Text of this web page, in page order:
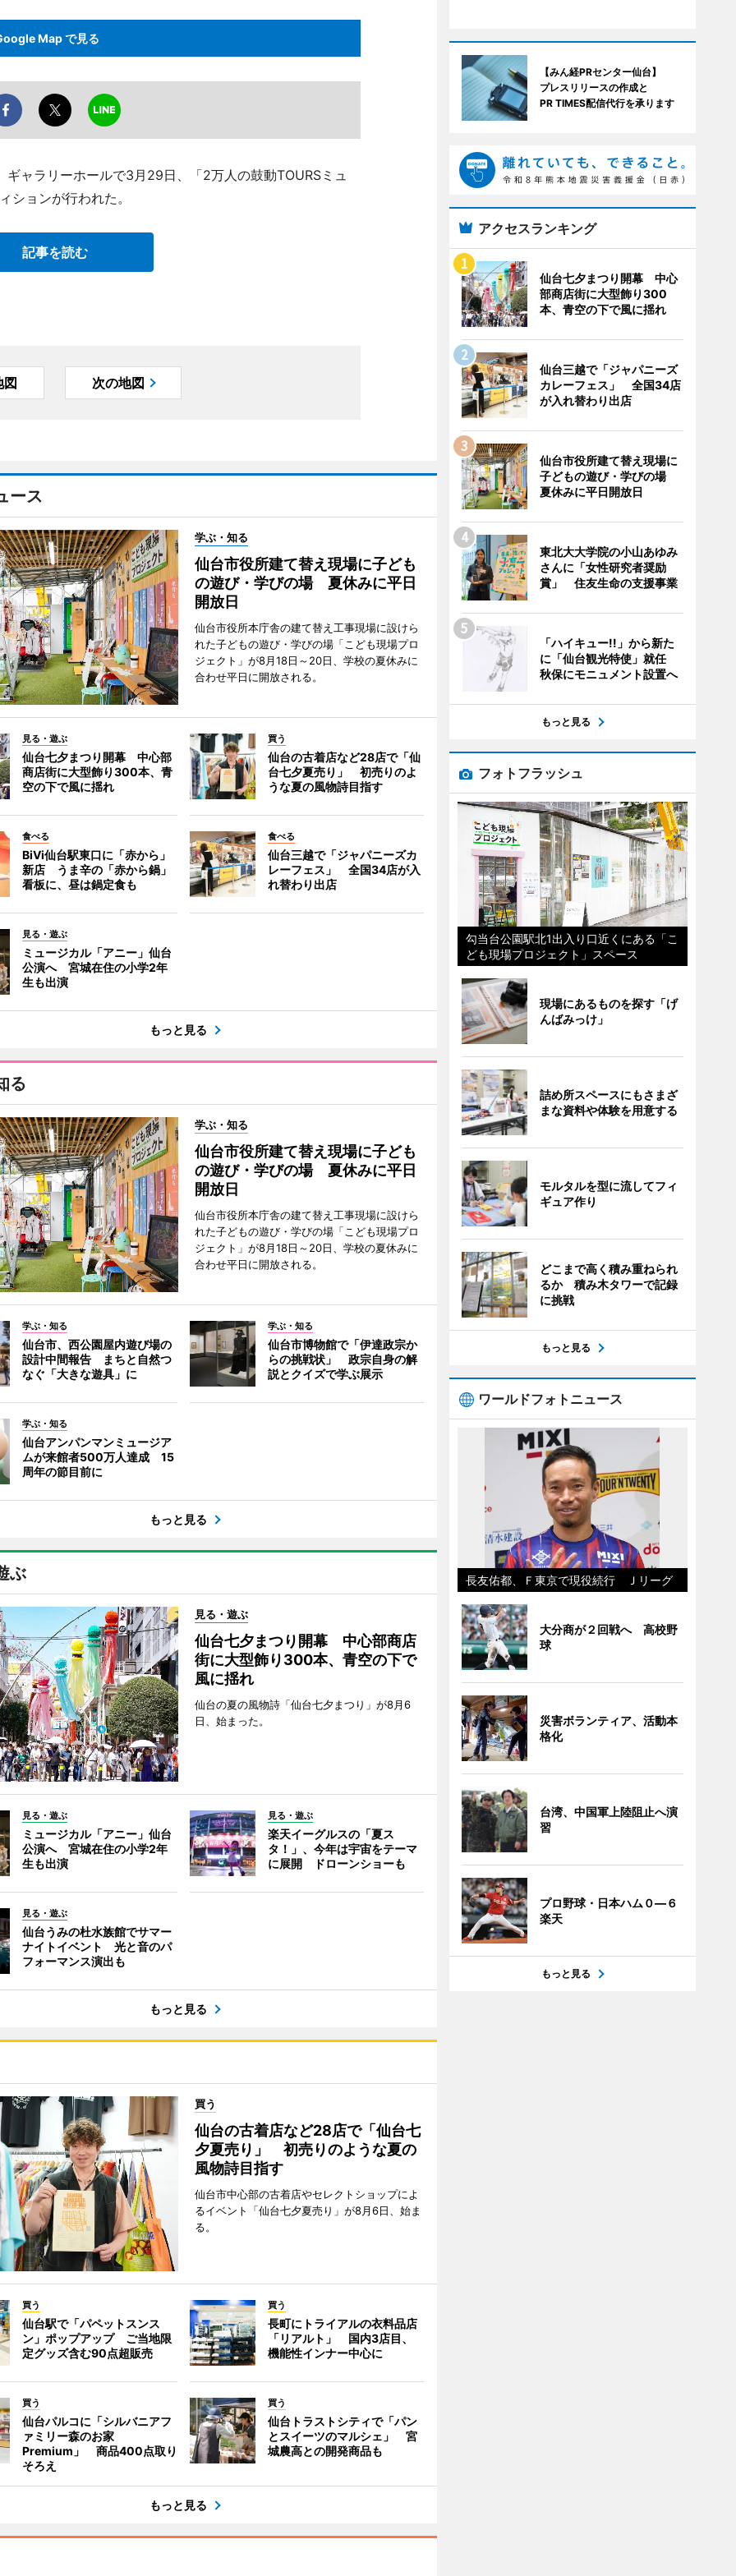
Map で見る
ャラリーホールで3月29日、「2万人の鼓動TOURSミュ
ションが行われた。
記事を読む
図 次の地図
ース
学ぶ・知る
仙台市役所建て替え現場に子ども
の遊び・学びの場 夏休みに平日
開放日
仙台市役所本庁舎の建て替え工事現場に設けら
れた子どもの遊び・学びの場「こども現場プロ
ジェクト」が8月18日～20日、学校の夏休みに
合わせ平日に開放される。
見る・遊ぶ
仙台七夕まつり開幕 中心部
商店街に大型飾り300本、青
空の下で風に揺れ
買う
仙台の古着店など28店で「仙
台七夕夏売り」 初売りのよ
うな夏の風物詩目指す
食べる
BiVi仙台駅東口に「赤から」
新店 うま辛の「赤から鍋」
看板に、昼は鍋定食も
食べる
仙台三越で「ジャパニーズカ
レーフェス」 全国34店が入
れ替わり出店
見る・遊ぶ
ミュージカル「アニー」仙台
公演へ 宮城在住の小学2年
生も出演
もっと見る
る
学ぶ・知る
仙台市役所建て替え現場に子ども
の遊び・学びの場 夏休みに平日
開放日
仙台市役所本庁舎の建て替え工事現場に設けら
れた子どもの遊び・学びの場「こども現場プロ
ジェクト」が8月18日～20日、学校の夏休みに
合わせ平日に開放される。
学ぶ・知る
仙台市、西公園屋内遊び場の
設計中間報告 まちと自然つ
なぐ「大きな遊具」に
学ぶ・知る
仙台市博物館で「伊達政宗か
らの挑戦状」 政宗自身の解
説とクイズで学ぶ展示
学ぶ・知る
仙台アンパンマンミュージア
ムが来館者500万人達成 15
周年の節目前に
もっと見る
ぶ
見る・遊ぶ
仙台七夕まつり開幕 中心部商店
街に大型飾り300本、青空の下で
風に揺れ
仙台の夏の風物詩「仙台七夕まつり」が8月6
日、始まった。
見る・遊ぶ
ミュージカル「アニー」仙台
公演へ 宮城在住の小学2年
生も出演
見る・遊ぶ
楽天イーグルスの「夏ス
タ！」、今年は宇宙をテーマ
に展開 ドローンショーも
見る・遊ぶ
仙台うみの杜水族館でサマー
ナイトイベント 光と音のパ
フォーマンス演出も
もっと見る
買う
仙台の古着店など28店で「仙台七
夕夏売り」 初売りのような夏の
風物詩目指す
仙台市中心部の古着店やセレクトショップによ
るイベント「仙台七夕夏売り」が8月6日、始ま
る。
買う
仙台駅で「パペットスンス
ン」ポップアップ ご当地限
定グッズ含む90点超販売
買う
長町にトライアルの衣料品店
「リアルト」 国内3店目、
機能性インナー中心に
買う
仙台パルコに「シルバニアフ
ァミリー森のお家
Premium」 商品400点取り
そろえ
買う
仙台トラストシティで「パン
とスイーツのマルシェ」 宮
城農高との開発商品も
もっと見る
【みん経PRセンター仙台】
プレスリリースの作成と
PR TIMES配信代行を承ります
アクセスランキング
仙台七夕まつり開幕 中心
部商店街に大型飾り300
本、青空の下で風に揺れ
仙台三越で「ジャパニーズ
カレーフェス」 全国34店
が入れ替わり出店
仙台市役所建て替え現場に
子どもの遊び・学びの場
夏休みに平日開放日
東北大大学院の小山あゆみ
さんに「女性研究者奨励
賞」 住友生命の支援事業
「ハイキュー!!」から新た
に「仙台観光特使」就任
秋保にモニュメント設置へ
もっと見る
フォトフラッシュ
勾当台公園駅北1出入り口近くにある「こ
ども現場プロジェクト」スペース
現場にあるものを探す「げ
んばみっけ」
詰め所スペースにもさまざ
まな資料や体験を用意する
モルタルを型に流してフィ
ギュア作り
どこまで高く積み重ねられ
るか 積み木タワーで記録
に挑戦
もっと見る
ワールドフォトニュース
長友佑都、Ｆ東京で現役続行 Ｊリーグ
大分商が２回戦へ 高校野
球
災害ボランティア、活動本
格化
台湾、中国軍上陸阻止へ演
習
プロ野球・日本ハム０―６
楽天
もっと見る